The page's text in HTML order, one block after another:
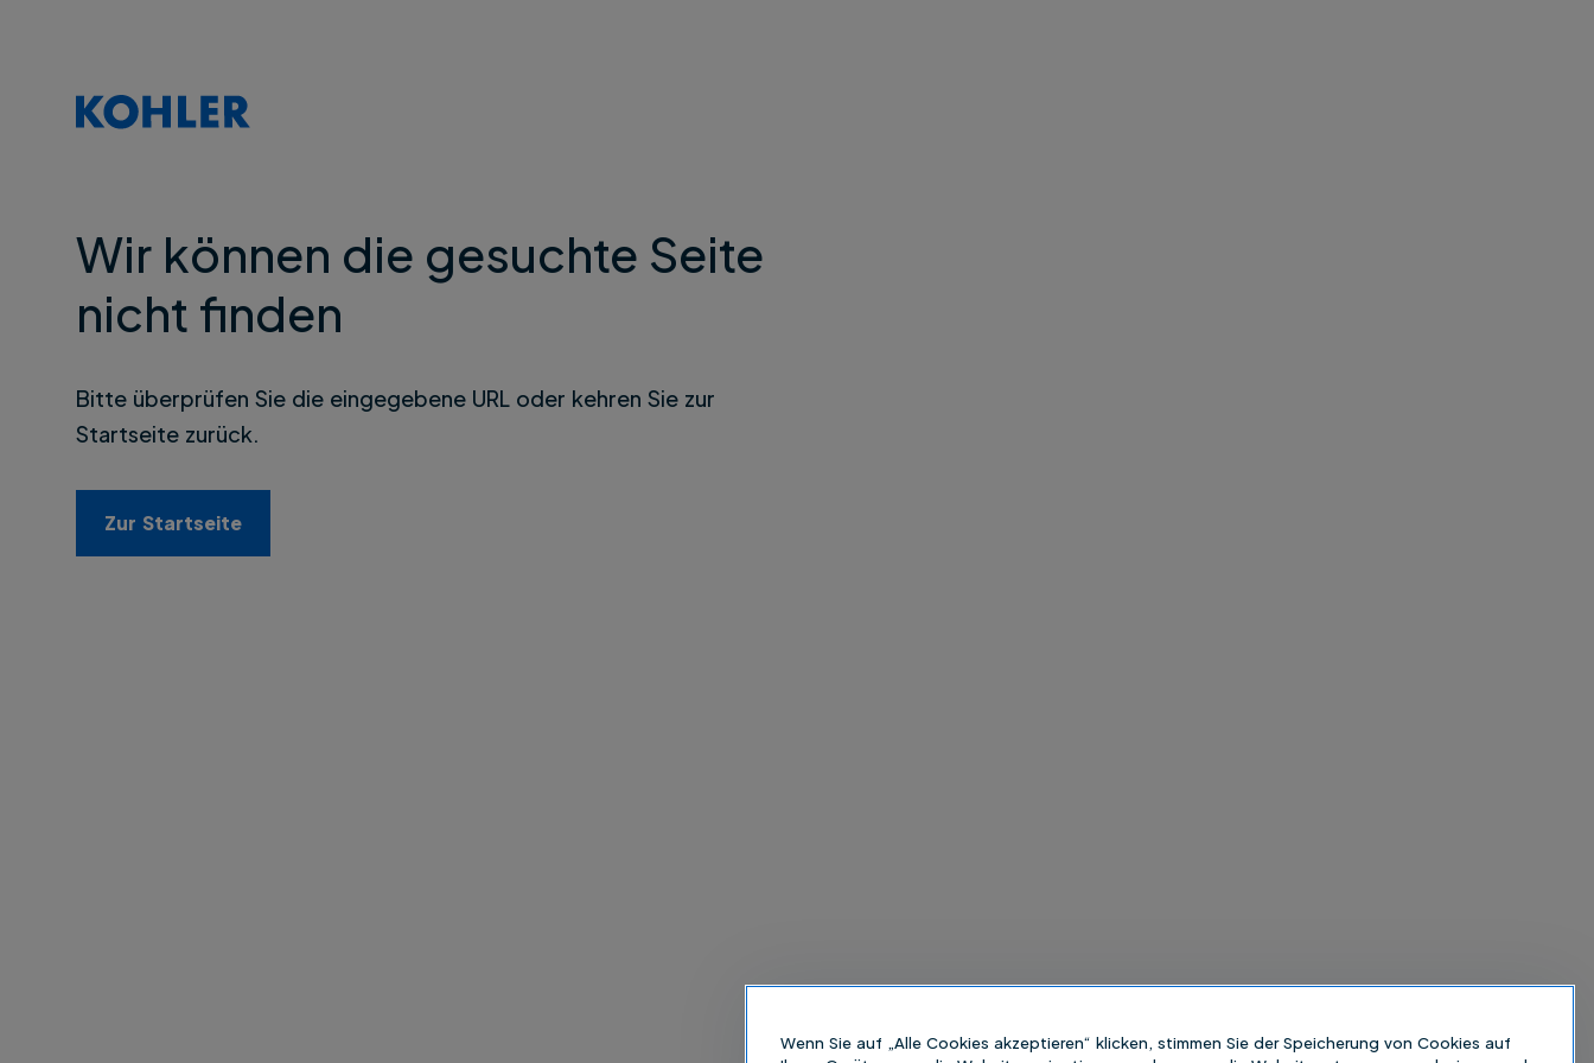
Wir können die gesuchte Seite
nicht finden
Bitte überprüfen Sie die eingegebene URL oder kehren Sie zur
Startseite zurück.
Zur Startseite
Wenn Sie auf „Alle Cookies akzeptieren“ klicken, stimmen Sie der Speicherung von Cookies auf